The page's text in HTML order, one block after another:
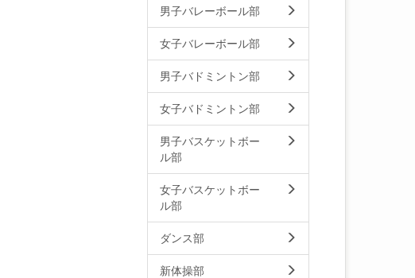
男子バレーボール部
女子バレーボール部
男子バドミントン部
女子バドミントン部
男子バスケットボー
ル部
女子バスケットボー
ル部
ダンス部
新体操部